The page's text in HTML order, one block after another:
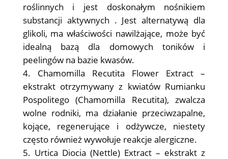
roślinnych i jest doskonałym nośnikiem
substancji aktywnych . Jest alternatywą dla
glikoli, ma właściwości nawilżające, może być
idealną bazą dla domowych toników i
peelingów na bazie kwasów.
Chamomilla Recutita Flower Extract –
ekstrakt otrzymywany z kwiatów Rumianku
Pospolitego (Chamomilla Recutita), zwalcza
wolne rodniki, ma działanie przeciwzapalne,
kojące, regenerujące i odżywcze, niestety
często również wywołuje reakcje alergiczne.
Urtica Diocia (Nettle) Extract – ekstrakt z